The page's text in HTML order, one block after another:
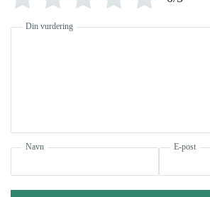
Din vurdering
Navn E-post